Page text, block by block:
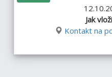
Jak
Kontakt na